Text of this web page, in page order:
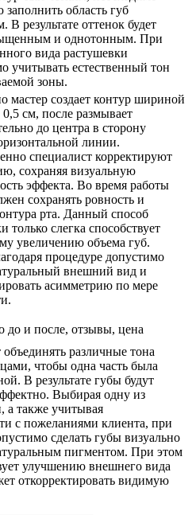
заполнить область губ
В результате оттенок будет
и однотонным. При
вида растушевки
учитывать естественный тон
зоны.
мастер создает контур шириной
см, после размывает
до центра в сторону
линии.
специалист корректируют
сохраняя визуальную
эффекта. Во время работы
сохранять ровность и
рта. Данный способ
только слегка способствует
увеличению объема губ.
процедуре допустимо
внешний вид и
асимметрию по мере
различные тона
чтобы одна часть была
В результате губы будут
Выбирая одну из
а также учитывая
с пожеланиями клиента, при
сделать губы визуально
пигментом. При этом
улучшению внешнего вида
откорректировать видимую